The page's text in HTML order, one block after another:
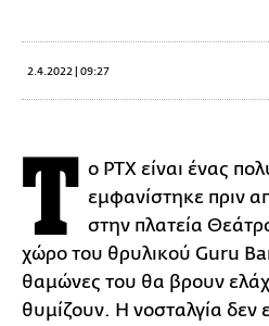
2.4.2022 | 09:27
Τ ο PTX είναι ένας
εμφανίστηκε πριν
στην πλατεία
χώρο του θρυλικού Guru Bar
θαμώνες του θα βρουν
θυμίζουν. Η νοσταλγία δεν